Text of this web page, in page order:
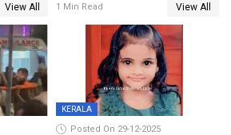
View All 1 Min Read View All
KERALA
Posted On 29-12-2025